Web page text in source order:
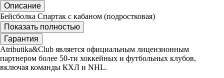
Описание
Бейсболка Спартак с кабаном (подростковая)
Показать полностью
Гарантия
Atributika&Club является официальным лицензионным
партнером более 50-ти хоккейных и футбольных клубов,
включая команды КХЛ и NHL.